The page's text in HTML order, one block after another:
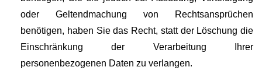
oder Geltendmachung von Rechtsansprüchen
benötigen, haben Sie das Recht, statt der Löschung die
Einschränkung der Verarbeitung Ihrer
personenbezogenen Daten zu verlangen.